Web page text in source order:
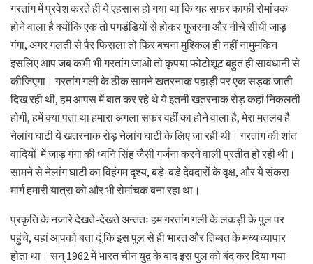
गरतांग में प्रवेश करते ही ये एहसास हो गया था कि यह सफर काफी रोमांचक
होने वाला है क्योंकि एक तो पगडंडियों से होकर गुजरना और नीचे सीधी जाड़
गंगा, अगर गलती से पैर फिसला तो फिर बचना मुश्किल ही नहीं नामुमकिन
इसलिए आप जब कभी भी गरतांग जाओ तो कृपया फोटोशूट बहुत ही सावधानी से
कीजिएगा। गरतांग गली के ठीक सामने खतरनाक पहाड़ी पर एक सड़क जाती
दिख रही थी, हम आपस में बात कर रहे थे ये इतनी खतरनाक रोड़ कहां निकलती
होगी, हमें क्या पता था हमारा अगला सफर वहीं का होने वाला है, मेरा मतलब है
नेलांग घाटी ये खतरनाक रोड़ नेलांग घाटी के लिए जा रही थी। गरतांग की शांत
वादियों में जाड़ गंगा की ध्वनि सिंह जैसी गर्जना करने वाली प्रतीत हो रही थी।
सामने से नेलांग घाटी का विहंगम दृश्य, बड़े-बड़े देवदारों के वृक्ष, और ये संकरा
मार्ग हमारी यात्रा को और भी रोमांचक बना रहा था।
प्रकृति के नजारे देखते-देखते अन्ततः हम गरतांग गली के लकड़ी के पुल पर
पहुंचे, यहां आपको बता दूं कि इस पुल से ही भारत और तिब्बत के मध्य व्यापार
होता था। सन् 1962 में भारत चीन युद्व के बाद इस पुल को बंद कर दिया गया